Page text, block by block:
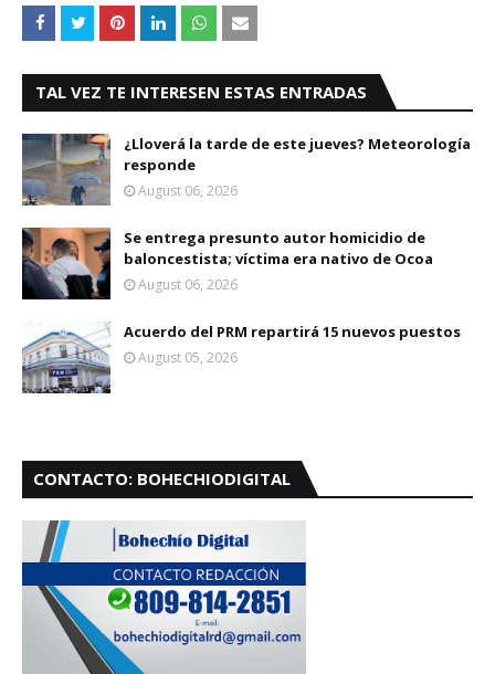
TAL VEZ TE INTERESEN ESTAS ENTRADAS
¿Lloverá la tarde de este jueves? Meteorología
responde
August 06, 2026
Se entrega presunto autor homicidio de
baloncestista; víctima era nativo de Ocoa
August 06, 2026
Acuerdo del PRM repartirá 15 nuevos puestos
August 05, 2026
CONTACTO: BOHECHIODIGITAL